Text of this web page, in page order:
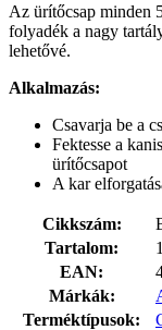
Az ürítőcsap minden
folyadék a nagy
lehetővé.
Alkalmazás:
Csavarja be a
Fektesse a
ürítőcsapot
A kar
Cikkszám:
Tartalom:
EAN:
Márkák:
Terméktípusok: